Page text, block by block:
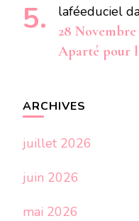
laféeduciel
28
Aparté pour
ARCHIVES
juillet 2026
juin 2026
mai 2026